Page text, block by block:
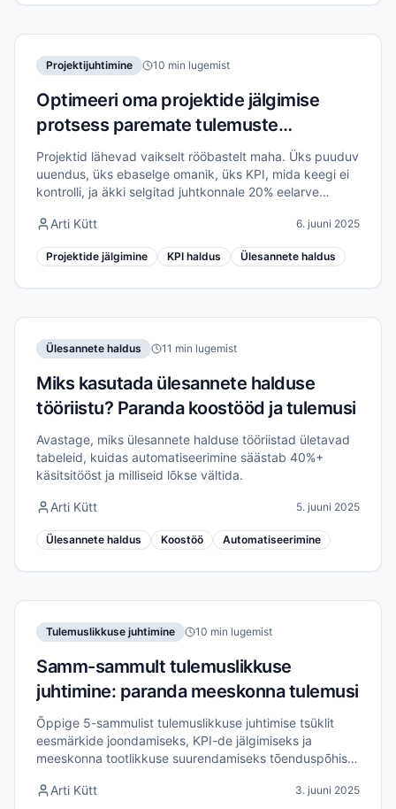
Projektijuhtimine 10 min lugemist
Optimeeri oma projektide jälgimise
protsess paremate tulemuste
saavutamiseks
Projektid lähevad vaikselt rööbastelt maha. Üks puuduv
uuendus, üks ebaselge omanik, üks KPI, mida keegi ei
kontrolli, ja äkki selgitad juhtkonnale 20% eelarve
projektide edenemise jälgimiseks.
Arti Kütt 6. juuni 2025
Projektide jälgimine KPI haldus Ülesannete haldus
Ülesannete haldus 11 min lugemist
Miks kasutada ülesannete halduse
tööriistu? Paranda koostööd ja tulemusi
Avastage, miks ülesannete halduse tööriistad ületavad
tabeleid, kuidas automatiseerimine säästab 40%+
käsitsitööst ja milliseid lõkse vältida.
Arti Kütt 5. juuni 2025
Ülesannete haldus Koostöö Automatiseerimine
Tulemuslikkuse juhtimine 10 min lugemist
Samm-sammult tulemuslikkuse
juhtimine: paranda meeskonna tulemusi
Õppige 5-sammulist tulemuslikkuse juhtimise tsüklit
eesmärkide joondamiseks, KPI-de jälgimiseks ja
meeskonna tootlikkuse suurendamiseks tõenduspõhiste
Arti Kütt
3. juuni 2025